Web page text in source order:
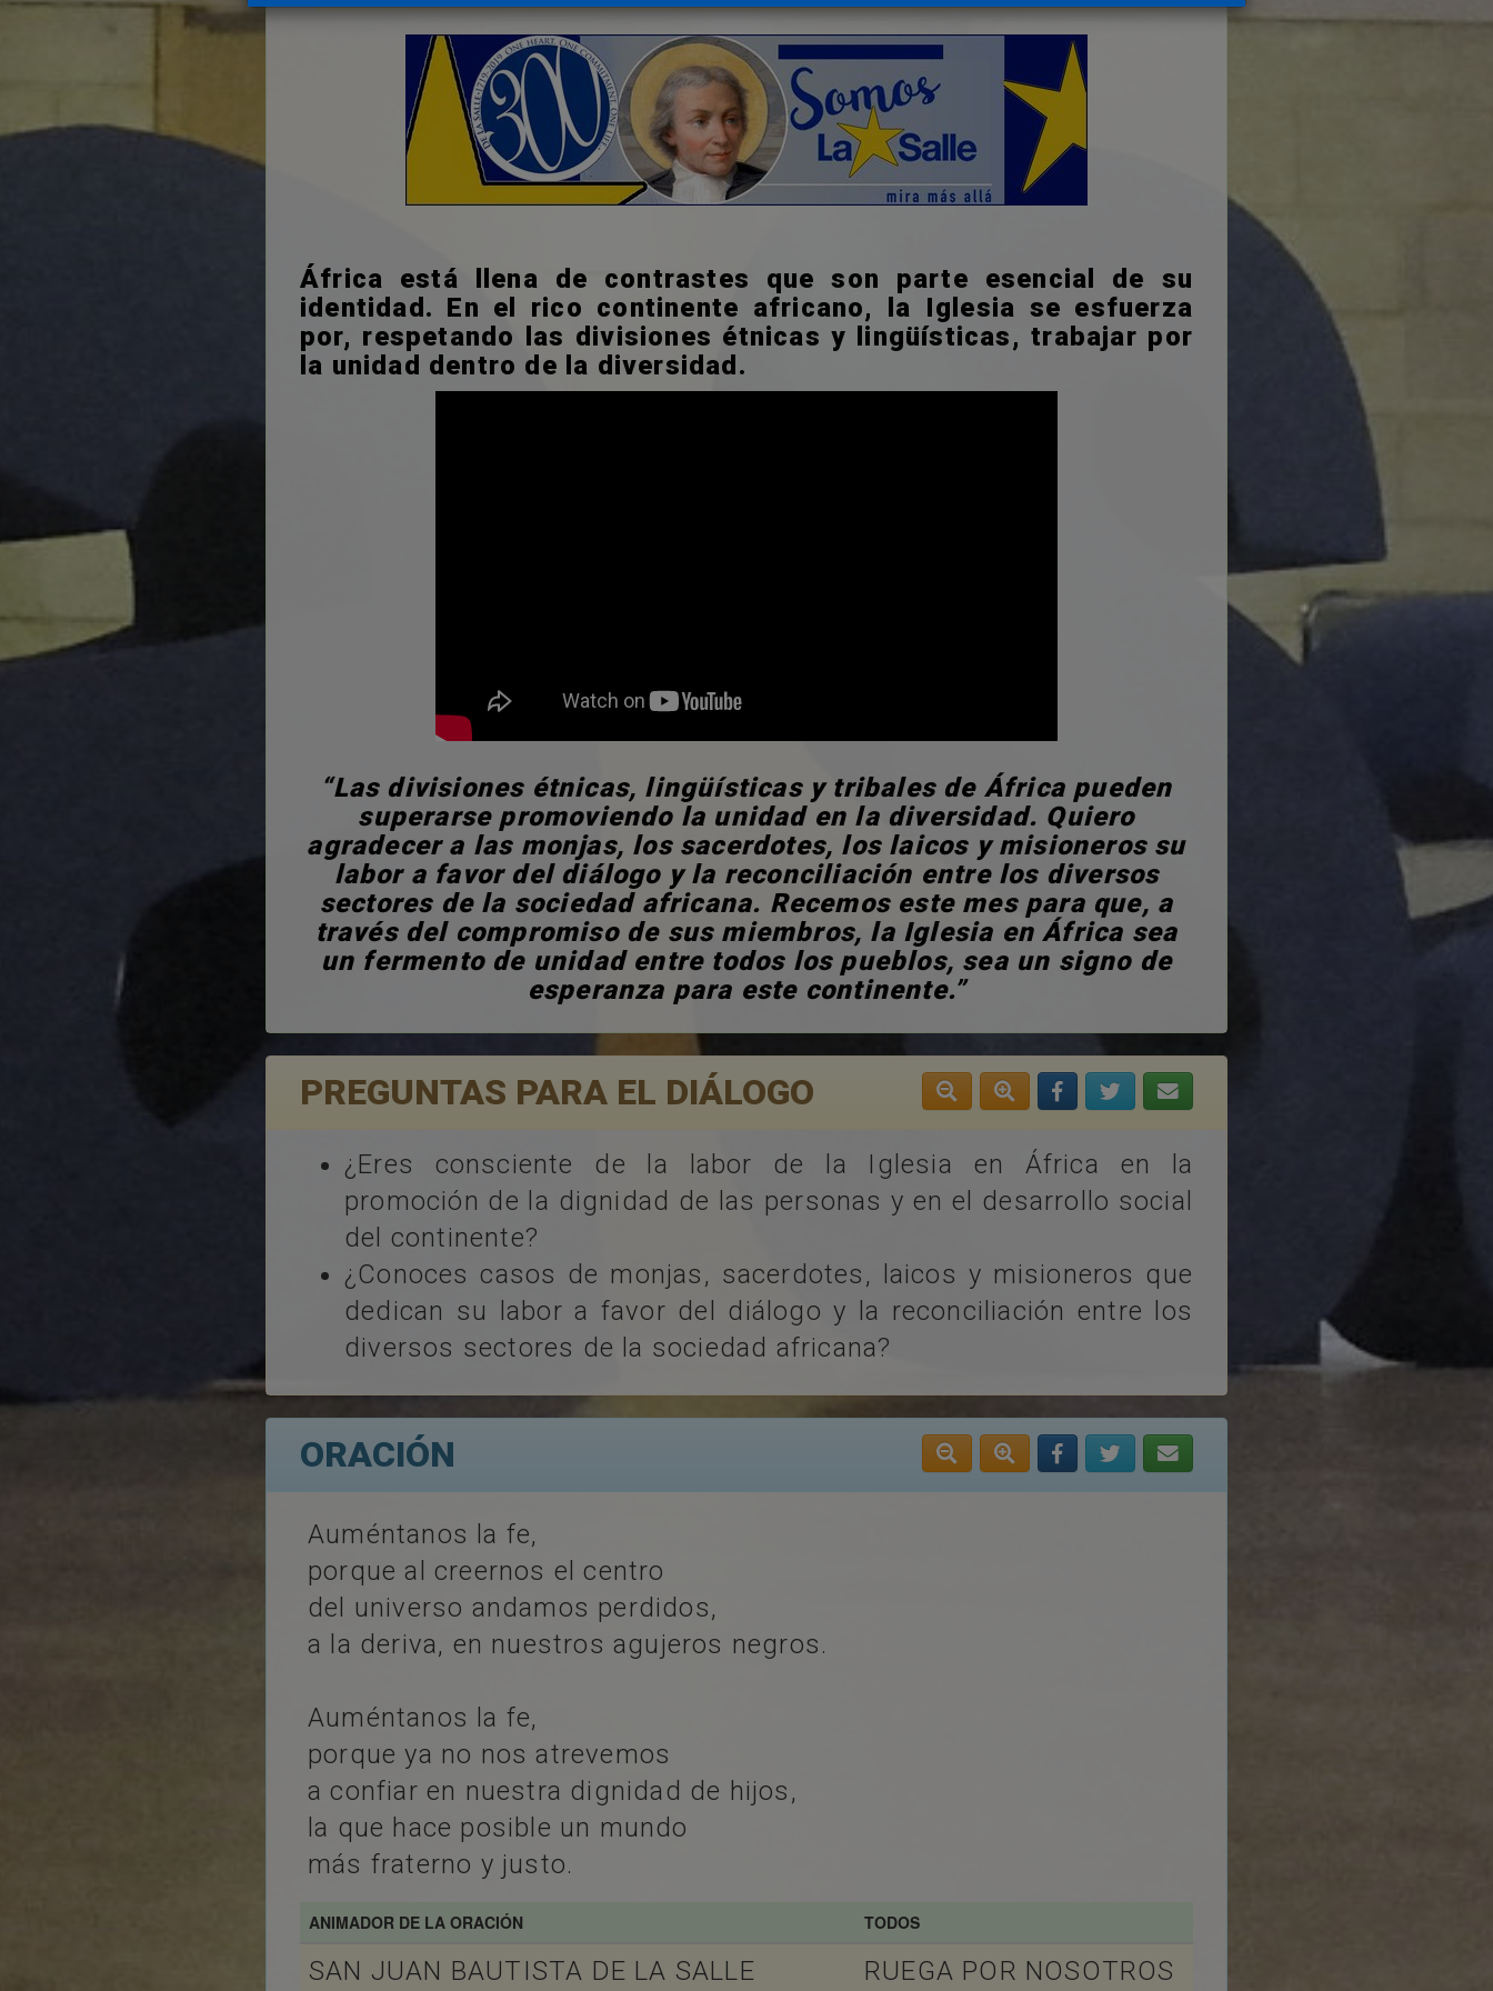
África está llena de contrastes que son parte esencial de su
identidad. En el rico continente africano, la Iglesia se esfuerza
por, respetando las divisiones étnicas y lingüísticas, trabajar por
la unidad dentro de la diversidad.
“Las divisiones étnicas, lingüísticas y tribales de África pueden
superarse promoviendo la unidad en la diversidad. Quiero
agradecer a las monjas, los sacerdotes, los laicos y misioneros su
labor a favor del diálogo y la reconciliación entre los diversos
sectores de la sociedad africana. Recemos este mes para que, a
través del compromiso de sus miembros, la Iglesia en África sea
un fermento de unidad entre todos los pueblos, sea un signo de
esperanza para este continente.”
PREGUNTAS PARA EL DIÁLOGO
¿Eres consciente de la labor de la Iglesia en África en la
promoción de la dignidad de las personas y en el desarrollo social
del continente?
¿Conoces casos de monjas, sacerdotes, laicos y misioneros que
dedican su labor a favor del diálogo y la reconciliación entre los
diversos sectores de la sociedad africana?
ORACIÓN
Auméntanos la fe,
porque al creernos el centro
del universo andamos perdidos,
a la deriva, en nuestros agujeros negros.
Auméntanos la fe,
porque ya no nos atrevemos
a confiar en nuestra dignidad de hijos,
la que hace posible un mundo
más fraterno y justo.
ANIMADOR DE LA ORACIÓN TODOS
SAN JUAN BAUTISTA DE LA SALLE RUEGA POR NOSOTROS